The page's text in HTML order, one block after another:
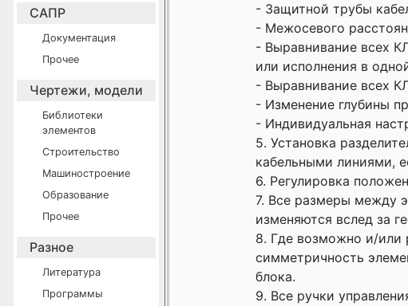
САПР
Документация
Прочее
Чертежи, модели
Библиотеки
элементов
Строительство
Машиностроение
Образование
Прочее
Разное
Литература
Программы
- Защитной трубы
- Межосевого
- Выравнивание всех
или исполнения в
- Выравнивание всех
- Изменение глубины
- Индивидуальная
5. Установка
кабельными линиями,
6. Регулировка
7. Все размеры между
изменяются вслед за
8. Где возможно и/или
симметричность
блока.
9. Все ручки